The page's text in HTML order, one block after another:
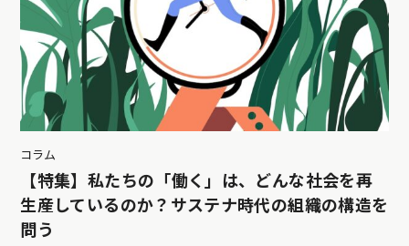
コラム
【特集】私たちの「働く」は、どんな社会を再
生産しているのか？サステナ時代の組織の構造を
問う